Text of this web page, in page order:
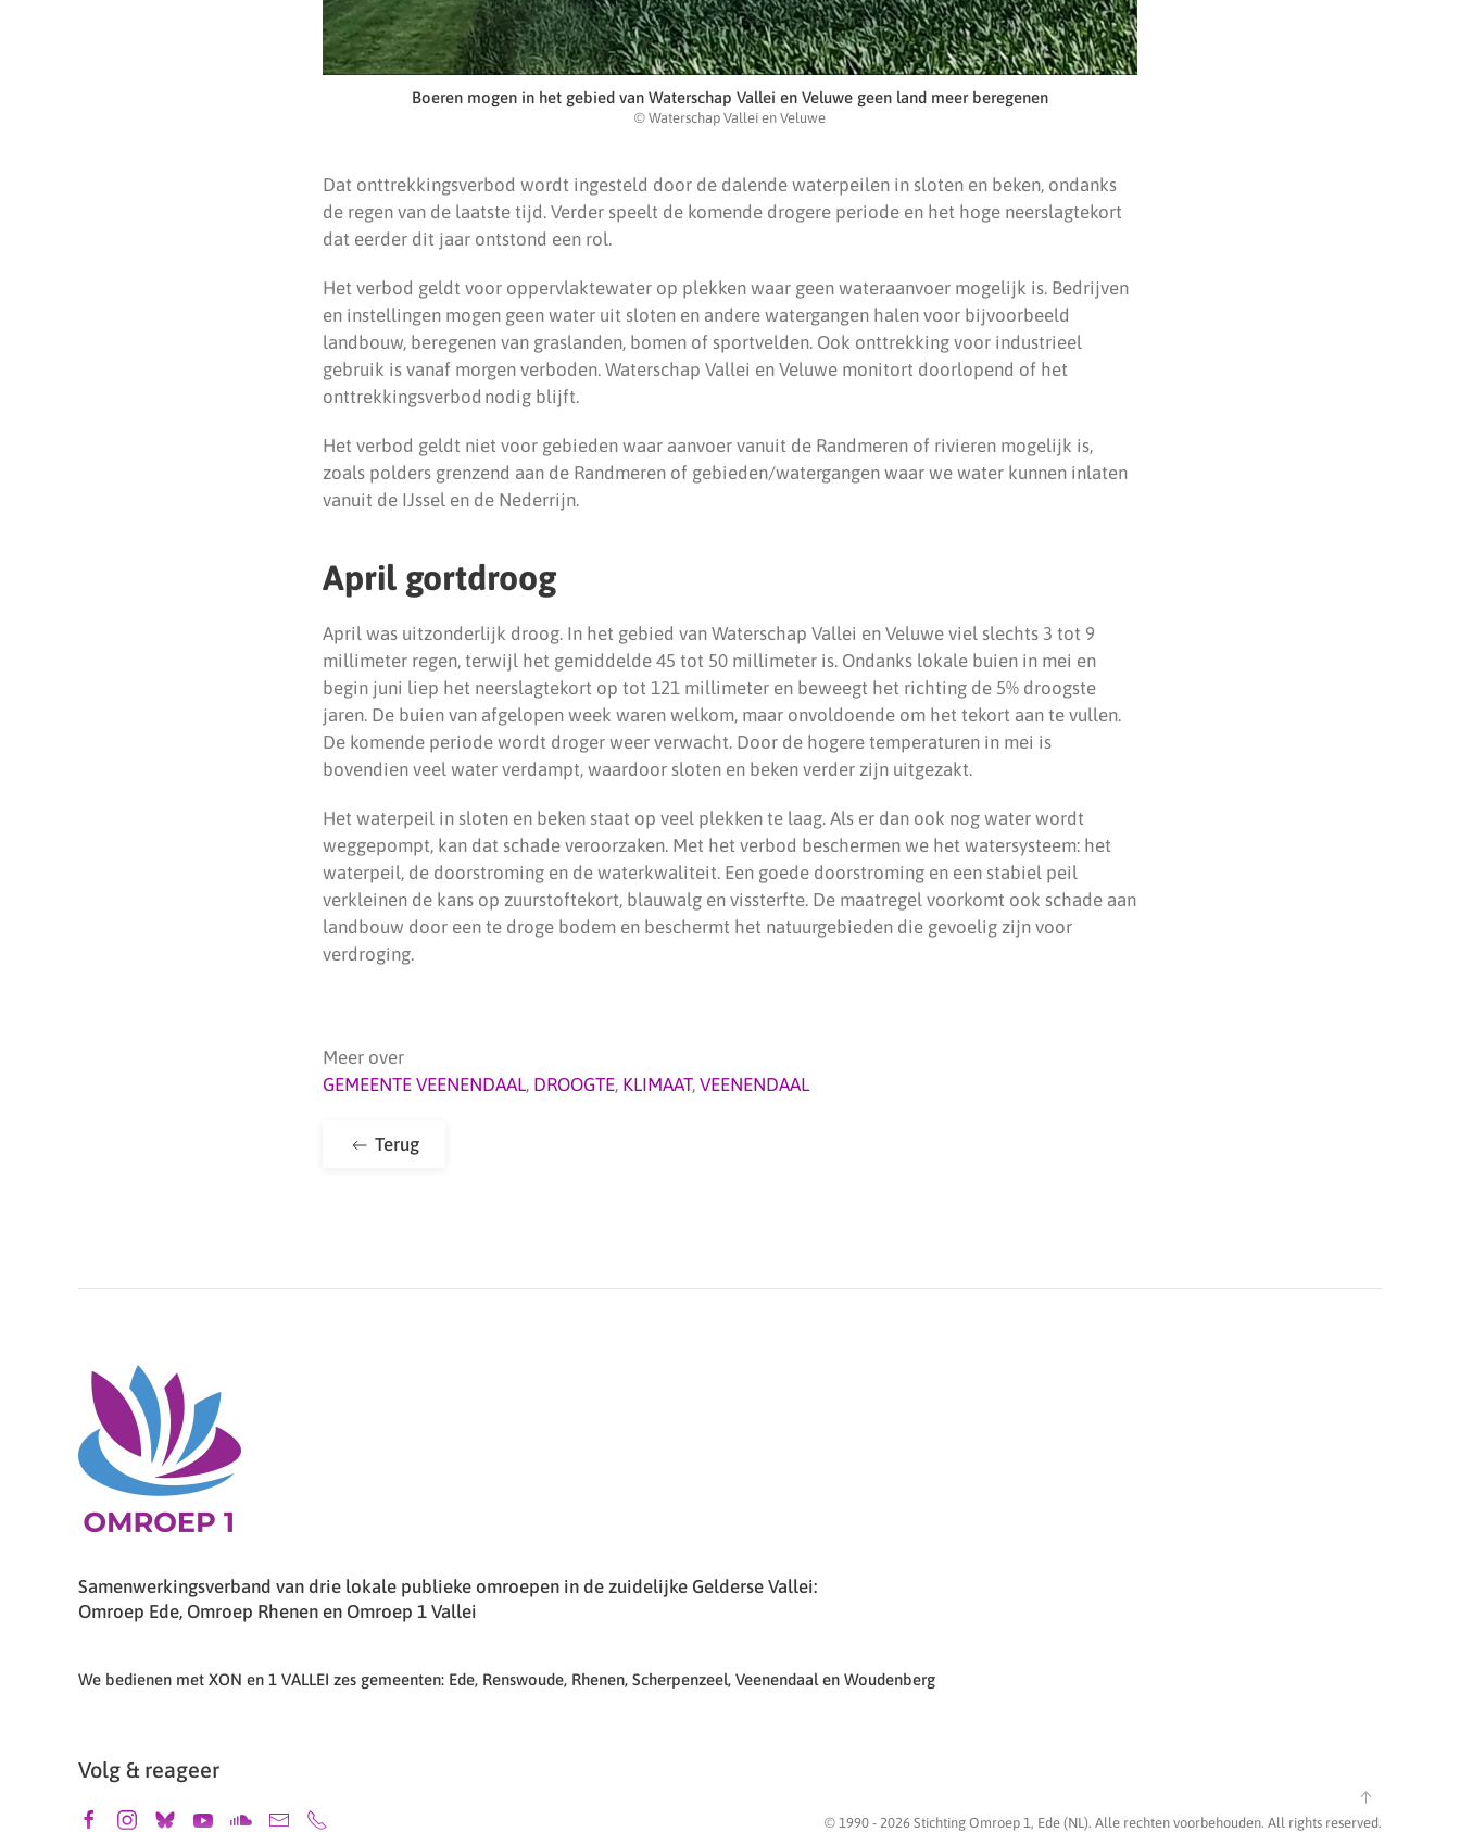
Boeren mogen in het gebied van Waterschap Vallei en Veluwe geen land meer beregenen
© Waterschap Vallei en Veluwe
Dat onttrekkingsverbod wordt ingesteld door de dalende waterpeilen in sloten en beken, ondanks
de regen van de laatste tijd. Verder speelt de komende drogere periode en het hoge neerslagtekort
dat eerder dit jaar ontstond een rol.
Het verbod geldt voor oppervlaktewater op plekken waar geen wateraanvoer mogelijk is. Bedrijven
en instellingen mogen geen water uit sloten en andere watergangen halen voor bijvoorbeeld
landbouw, beregenen van graslanden, bomen of sportvelden. Ook onttrekking voor industrieel
gebruik is vanaf morgen verboden. Waterschap Vallei en Veluwe monitort doorlopend of het
onttrekkingsverbod nodig blijft.
Het verbod geldt niet voor gebieden waar aanvoer vanuit de Randmeren of rivieren mogelijk is,
zoals polders grenzend aan de Randmeren of gebieden/watergangen waar we water kunnen inlaten
vanuit de IJssel en de Nederrijn.
April gortdroog
April was uitzonderlijk droog. In het gebied van Waterschap Vallei en Veluwe viel slechts 3 tot 9
millimeter regen, terwijl het gemiddelde 45 tot 50 millimeter is. Ondanks lokale buien in mei en
begin juni liep het neerslagtekort op tot 121 millimeter en beweegt het richting de 5% droogste
jaren. De buien van afgelopen week waren welkom, maar onvoldoende om het tekort aan te vullen.
De komende periode wordt droger weer verwacht. Door de hogere temperaturen in mei is
bovendien veel water verdampt, waardoor sloten en beken verder zijn uitgezakt.
Het waterpeil in sloten en beken staat op veel plekken te laag. Als er dan ook nog water wordt
weggepompt, kan dat schade veroorzaken. Met het verbod beschermen we het watersysteem: het
waterpeil, de doorstroming en de waterkwaliteit. Een goede doorstroming en een stabiel peil
verkleinen de kans op zuurstoftekort, blauwalg en vissterfte. De maatregel voorkomt ook schade aan
landbouw door een te droge bodem en beschermt het natuurgebieden die gevoelig zijn voor
verdroging.
Meer over
GEMEENTE VEENENDAAL, DROOGTE, KLIMAAT, VEENENDAAL
Terug
Samenwerkingsverband van drie lokale publieke omroepen in de zuidelijke Gelderse Vallei:
Omroep Ede, Omroep Rhenen en Omroep 1 Vallei
We bedienen met XON en 1 VALLEI zes gemeenten: Ede, Renswoude, Rhenen, Scherpenzeel, Veenendaal en Woudenberg
Volg & reageer
© 1990 - 2026 Stichting Omroep 1, Ede (NL). Alle rechten voorbehouden. All rights reserved.